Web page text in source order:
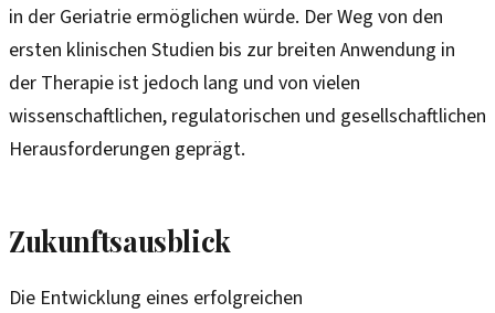
in der Geriatrie ermöglichen würde. Der Weg von den
ersten klinischen Studien bis zur breiten Anwendung in
der Therapie ist jedoch lang und von vielen
wissenschaftlichen, regulatorischen und gesellschaftlichen
Herausforderungen geprägt.
Zukunftsausblick
Die Entwicklung eines erfolgreichen